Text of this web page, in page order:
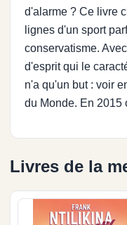
d'alarme ? Ce livre
lignes d'un sport
conservatisme.
d'esprit qui le
n'a qu'un but : voir
du Monde. En 2015
Livres de la